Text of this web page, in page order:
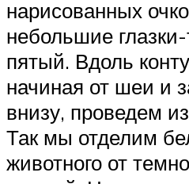
нарисованных
небольшие
пятый. Вдоль
начиная от шеи и
внизу, проведем
Так мы отделим
животного от